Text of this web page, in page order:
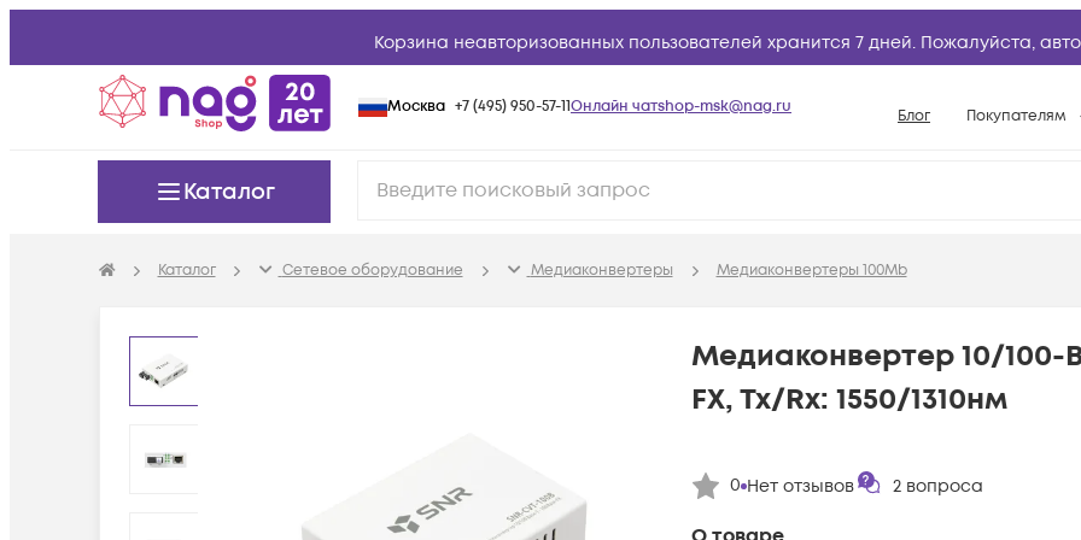
Корзина неавторизованных пользователей хранится 7 дней. Пожалуйста,
Москва +7 (495) 950-57-11Онлайн чатshop-msk@nag.ru Блог Покупателям
Возврат
Вопросы и
Конфигураторы
Каталог
Каталог Сетевое оборудование Медиаконвертеры Медиаконвертеры 100Mb
Медиаконвертер 10/100-
FX, Tx/Rx: 1550/1310нм
0 Нет отзывов 2 вопроса